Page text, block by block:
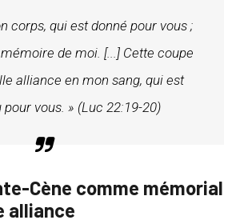
corps, qui est donné pour vous ;
de moi. [...] Cette coupe
alliance en mon sang, qui est
pour vous. » (Luc 22:19-20)
Cène comme mémorial
alliance